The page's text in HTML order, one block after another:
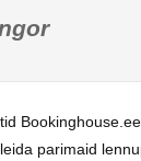
parimaid